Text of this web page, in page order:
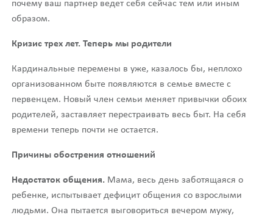
почему ваш партнер ведет себя сейчас тем или иным
образом.
Кризис трех лет. Теперь мы родители
Кардинальные перемены в уже, казалось бы, неплохо
организованном быте появляются в семье вместе с
первенцем. Новый член семьи меняет привычки обоих
родителей, заставляет перестраивать весь быт. На себя
времени теперь почти не остается.
Причины обострения отношений
Недостаток общения.Мама, весь день заботящаяся о
ребенке, испытывает дефицит общения со взрослыми
людьми. Она пытается выговориться вечером мужу,